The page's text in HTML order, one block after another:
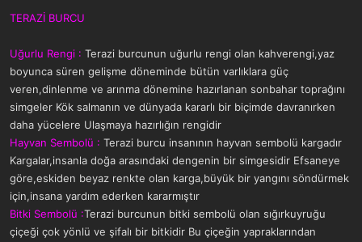
TERAZİ BURCU
Uğurlu Rengi : Terazi burcunun uğurlu rengi olan kahverengi,yaz
boyunca süren gelişme döneminde bütün varlıklara güç
veren,dinlenme ve arınma dönemine hazırlanan sonbahar toprağını
simgeler Kök salmanın ve dünyada kararlı bir biçimde davranırken
daha yücelere Ulaşmaya hazırlığın rengidir
Hayvan Sembolü : Terazi burcu insanının hayvan sembolü kargadır
Kargalar,insanla doğa arasındaki dengenin bir simgesidir Efsaneye
göre,eskiden beyaz renkte olan karga,büyük bir yangını söndürmek
için,insana yardım ederken kararmıştır
Bitki Sembolü :Terazi burcunun bitki sembolü olan sığırkuyruğu
çiçeği çok yönlü ve şifalı bir bitkidir Bu çiçeğin yapraklarından